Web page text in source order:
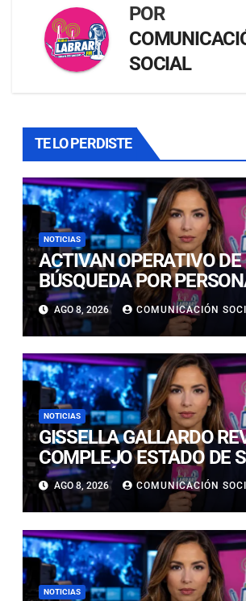
POR
SOCIAL
TE LO PERDISTE
NOTICIAS
ACTIVAN OPERATIVO DE
BÚSQUEDA POR
DESAPARECIDA EN
CALDERILLA
AGO 8, 2026 COMUNICACIÓN
NOTICIAS
GISSELLA GALLARDO
COMPLEJO ESTADO DE
“ME TENÍAN MAL HACE
AGO 8, 2026 COMUNICACIÓN
NOTICIAS